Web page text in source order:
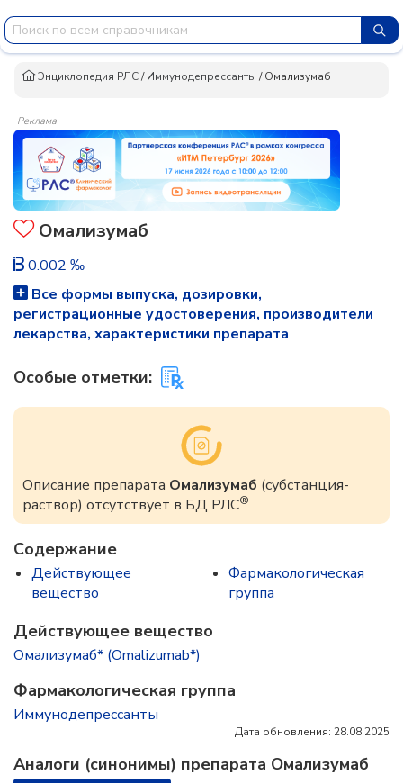
Энциклопедия РЛС/Иммунодепрессанты /Омализумаб
Реклама
Омализумаб
0.002 ‰
Все формы выпуска, дозировки,
регистрационные удостоверения, производители
лекарства, характеристики препарата
Особые отметки:
Описание препарата Омализумаб (субстанция-
раствор) отсутствует в БД РЛС®
Содержание
Действующее
вещество
Фармакологическая
группа
Действующее вещество
Омализумаб* (Omalizumab*)
Фармакологическая группа
Иммунодепрессанты
Дата обновления: 28.08.2025
Аналоги (синонимы) препарата Омализумаб